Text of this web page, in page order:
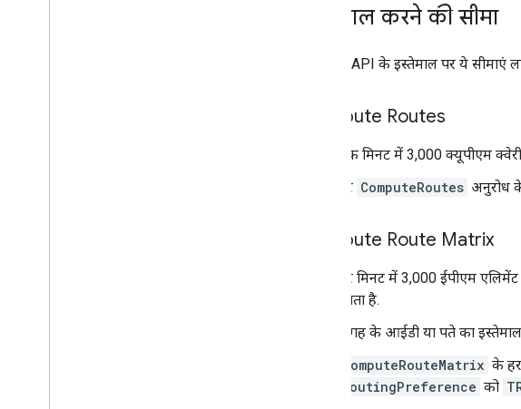
इस्तेमाल करने की सीमा
Routes API के इस्तेमाल पर ये सीमाएं
Compute Routes
एक मिनट में 3,000 क्यूपीएम
हर ComputeRoutes अनुरोध
Compute Route Matrix
हर मिनट में 3,000 ईपीएम
जाता है.
जगह के आईडी या पते का
ComputeRouteMatrix के
routingPreference को